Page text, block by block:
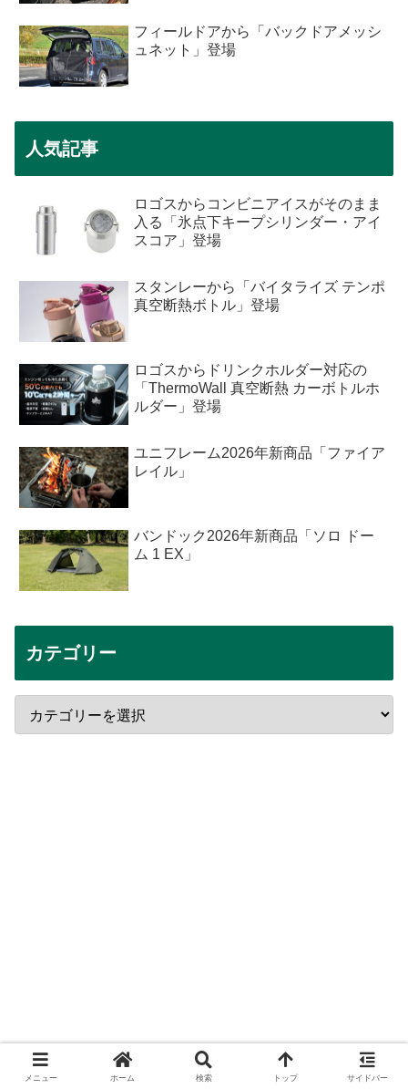
フィールドアから「バックドアメッシ
ュネット」登場
人気記事
ロゴスからコンビニアイスがそのまま
入る「氷点下キープシリンダー・アイ
スコア」登場
スタンレーから「バイタライズ テンポ
真空断熱ボトル」登場
ロゴスからドリンクホルダー対応の
「ThermoWall 真空断熱 カーボトルホ
ルダー」登場
ユニフレーム2026年新商品「ファイア
レイル」
バンドック2026年新商品「ソロ ドー
ム 1 EX」
カテゴリー
メニュー ホーム 検索 トップ サイドバー